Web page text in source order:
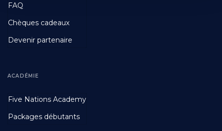
FAQ
Chèques cadeaux
Devenir partenaire
Footer
Second
ACADÉMIE
Five Nations Academy
Packages débutants